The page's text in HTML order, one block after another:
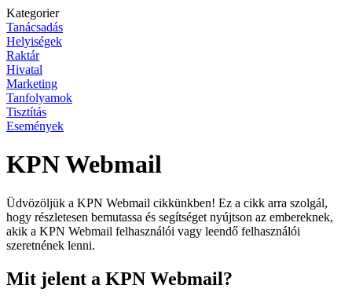
Kategorier
Tanácsadás
Helyiségek
Raktár
Hivatal
Marketing
Tanfolyamok
Tisztítás
Események
KPN Webmail
Üdvözöljük a KPN Webmail cikkünkben! Ez a cikk arra szolgál,
hogy részletesen bemutassa és segítséget nyújtson az embereknek,
akik a KPN Webmail felhasználói vagy leendő felhasználói
szeretnének lenni.
Mit jelent a KPN Webmail?